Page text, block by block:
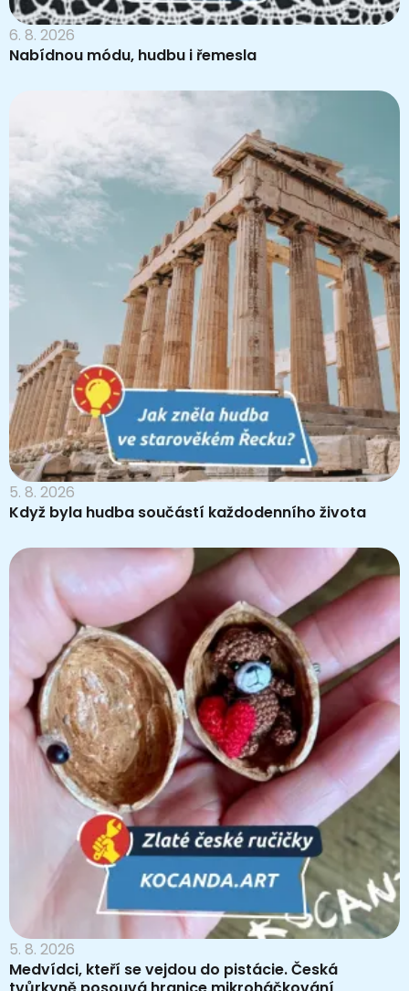
6. 8. 2026
Nabídnou módu, hudbu i řemesla
5. 8. 2026
Když byla hudba součástí každodenního života
5. 8. 2026
Medvídci, kteří se vejdou do pistácie. Česká